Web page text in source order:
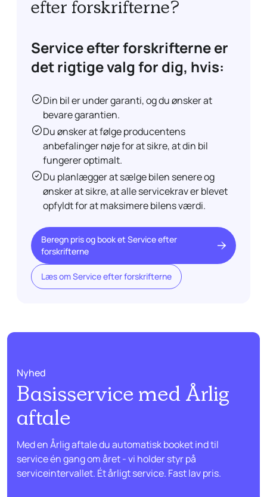
efter forskrifterne?
Service efter forskrifterne er
det rigtige valg for dig, hvis:
Din bil er under garanti, og du ønsker at
bevare garantien.
Du ønsker at følge producentens
anbefalinger nøje for at sikre, at din bil
fungerer optimalt.
Du planlægger at sælge bilen senere og
ønsker at sikre, at alle servicekrav er blevet
opfyldt for at maksimere bilens værdi.
Beregn pris og book et Service efter
forskrifterne
Læs om Service efter forskrifterne
Nyhed
Basisservice med Årlig
aftale
Med en Årlig aftale du automatisk booket ind til
service én gang om året - vi holder styr på
serviceintervallet. Ét årligt service. Fast lav pris.